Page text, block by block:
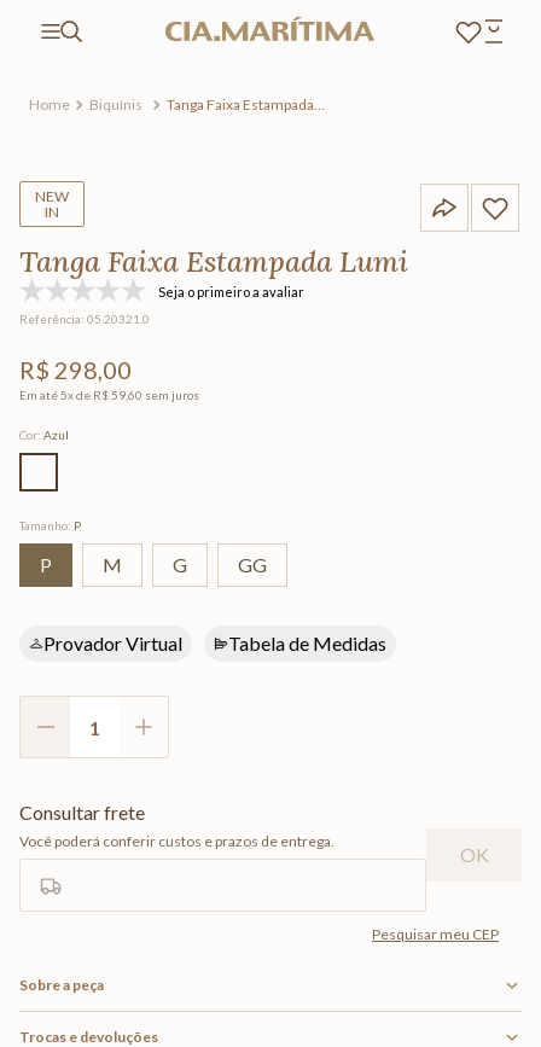
Biquínis
Tanga Faixa Estampada
NEW
IN
Tanga Faixa Estampada Lumi
Seja o primeiro a avaliar
Referência: 05.20321.0
R$ 298,00
Em até 5x de R$ 5960 sem juros
Cor: Azul
Tamanho: P
P M G GG
Provador Virtual Tabela de Medidas
Sobre a peça
Trocas e devoluções